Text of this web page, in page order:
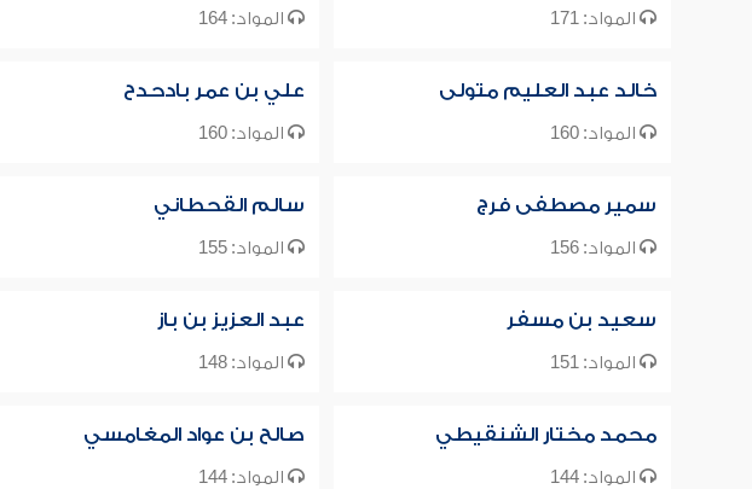
المواد: 171 المواد: 164
خالد عبد العليم متولى
المواد: 160
علي بن عمر بادحدح
المواد: 160
سمير مصطفى فرج
المواد: 156
سالم القحطاني
المواد: 155
سعيد بن مسفر
المواد: 151
عبد العزيز بن باز
المواد: 148
محمد مختار الشنقيطي
المواد: 144
صالح بن عواد المغامسي
المواد: 144